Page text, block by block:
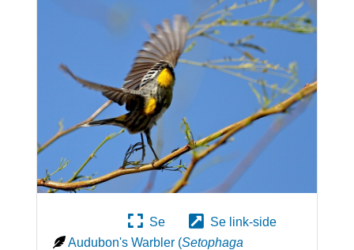
Se
Se link-side
Audubon's Warbler (Setophaga